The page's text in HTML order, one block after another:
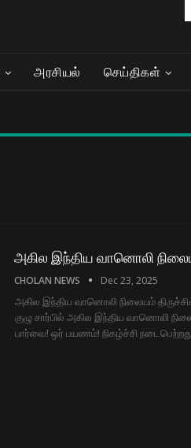
அரசியல் செய்திகள்
அகில இந்திய வானொலி
CHOLAN NEWS Dec 23, 2025
அகில இந்திய வானொலி நிலையம்
குழு சார்பில் அகில இந்திய வானொலி
பார்வை! ஒர் பயணம்! நிகழ்ச்சி